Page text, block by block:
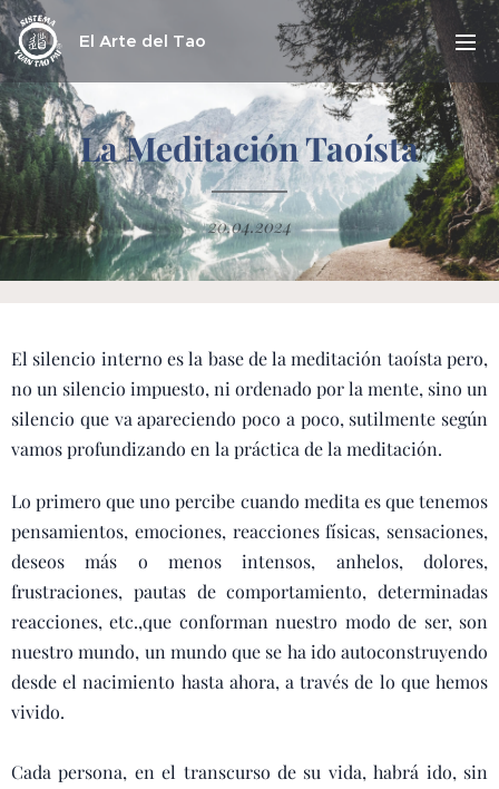
El Arte del Tao
La Meditación Taoísta
20.04.2024
El silencio interno es la base de la meditación taoísta pero,
no un silencio impuesto, ni ordenado por la mente, sino un
silencio que va apareciendo poco a poco, sutilmente según
vamos profundizando en la práctica de la meditación.
Lo primero que uno percibe cuando medita es que tenemos
pensamientos, emociones, reacciones físicas, sensaciones,
deseos más o menos intensos, anhelos, dolores,
frustraciones, pautas de comportamiento, determinadas
reacciones, etc.,que conforman nuestro modo de ser, son
nuestro mundo, un mundo que se ha ido autoconstruyendo
desde el nacimiento hasta ahora, a través de lo que hemos
vivido.
Cada persona, en el transcurso de su vida, habrá ido, sin